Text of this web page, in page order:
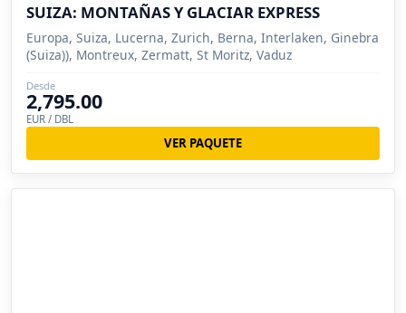
SUIZA: MONTAÑAS Y GLACIAR EXPRESS
Europa, Suiza, Lucerna, Zurich, Berna, Interlaken, Ginebra
(Suiza)), Montreux, Zermatt, St Moritz, Vaduz
Desde
2,795.00
EUR / DBL
VER PAQUETE